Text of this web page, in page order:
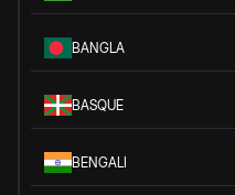
BANGLA
BASQUE
BENGALI